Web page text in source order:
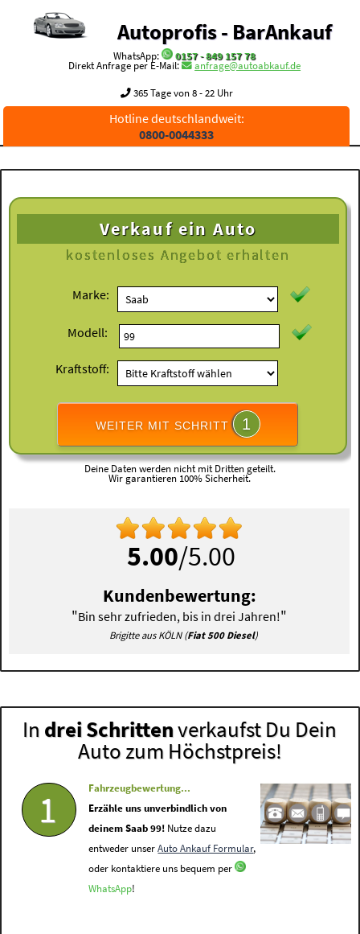
Autoprofis - BarAnkauf
WhatsApp:
0157 - 849 157 78
Direkt Anfrage per E-Mail:
anfrage@autoabkauf.de
365 Tage von 8 - 22 Uhr
Hotline deutschlandweit:
0800-0044333
Verkauf ein Auto
kostenloses Angebot erhalten
Marke:
Modell:
Kraftstoff:
WEITER MIT SCHRITT 1
Deine Daten werden nicht mit Dritten geteilt.
Wir garantieren 100% Sicherheit.
5.00/5.00
Kundenbewertung:
"Bin sehr zufrieden, bis in drei Jahren!"
Brigitte aus KÖLN (Fiat 500 Diesel)
In drei Schrittenverkaufst Du Dein
Auto zum Höchstpreis!
1
Fahrzeugbewertung...
Erzähle uns unverbindlich von
deinem Saab 99! Nutze dazu
entweder unserAuto Ankauf Formular,
oder kontaktiere uns bequem per
WhatsApp!